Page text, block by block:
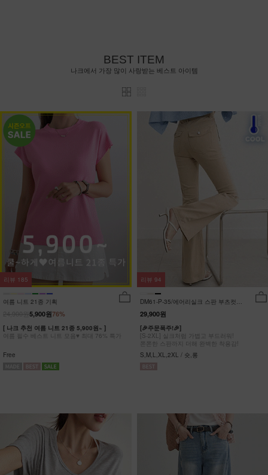
BEST ITEM
나크에서 가장 많이 사랑받는 베스트 아이템
여름 니트 21종 기획
76%
5,900원
[ 나크 추천 여름 니트 21종 5,900원~ ]
여름 필수 베스트 니트 모음♥ 최대 76% 특가
Free
리뷰 185
DM61-P-35/에어리실크 스판 부츠컷팬
29,900원
[🎉주문폭주!🎉]
[S-2XL] 실크처럼 가볍고 부드러워!
쫀쫀한 스판까지 더해 완벽한 착용감!
S,M,L,XL,2XL / 숏,롱
리뷰 94